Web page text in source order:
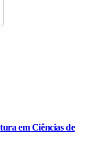
em Ciências de